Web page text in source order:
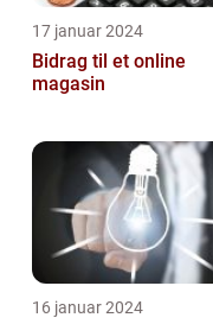
17 januar 2024
Bidrag til et online
magasin
16 januar 2024